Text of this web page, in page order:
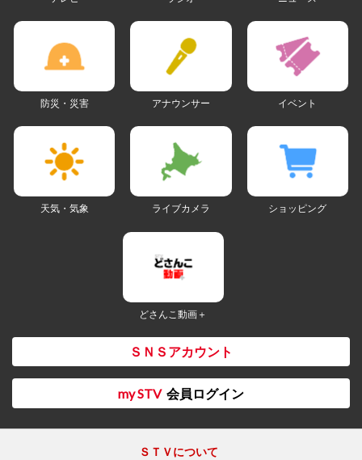
防災・災害 アナウンサー イベント
天気・気象 ライブカメラ ショッピング
どさんこ動画＋
ＳＮＳアカウント
my STV 会員ログイン
ＳＴＶについて